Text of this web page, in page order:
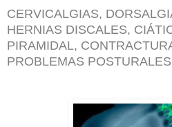
CERVICALGIAS,
HERNIAS DISCALES,
PIRAMIDAL,
PROBLEMAS